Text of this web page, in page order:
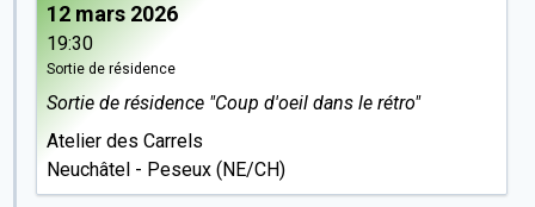
12 mars 2026
19:30
Sortie de résidence
Sortie de résidence "Coup d'oeil dans le rétro"
Atelier des Carrels
Neuchâtel - Peseux (NE/CH)